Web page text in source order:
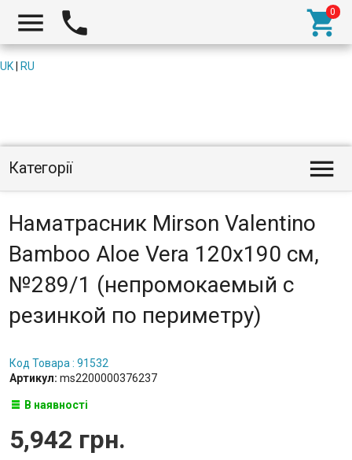
  
UK RU
Категорії 
Наматрасник Mirson Valentino
Bamboo Aloe Vera 120x190 см,
№289/1 (непромокаемый с
резинкой по периметру)
Код Товара : 91532
Артикул: ms2200000376237
В наявності
5,942 грн.